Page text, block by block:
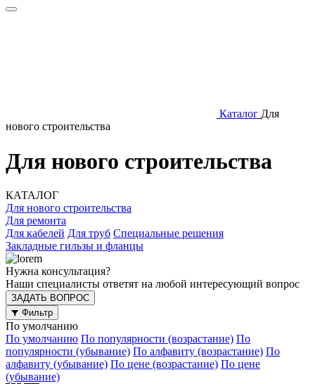
Каталог Для
нового строительства
Для нового строительства
КАТАЛОГ
Для нового строительства
Для ремонта
Для кабелей Для труб Специальные решения
Закладные гильзы и фланцы
Нужна консультация?
Наши специалисты ответят на любой интересующий вопрос
ЗАДАТЬ ВОПРОС
Фильтр
По умолчанию
По умолчанию По популярности (возрастание) По
популярности (убывание) По алфавиту (возрастание) По
алфавиту (убывание) По цене (возрастание) По цене
(убывание)